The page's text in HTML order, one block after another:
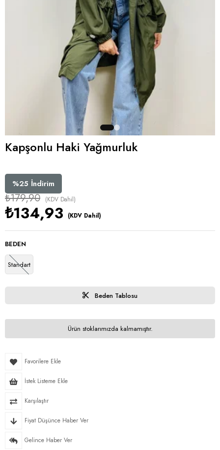
Kapşonlu Haki Yağmurluk
%25 İndirim
₺179,90 (KDV Dahil)
₺134,93 (KDV Dahil)
BEDEN
Standart
Beden Tablosu
Ürün stoklarımızda kalmamıştır.
Favorilere Ekle
İstek Listeme Ekle
Karşılaştır
Fiyat Düşünce Haber Ver
Gelince Haber Ver